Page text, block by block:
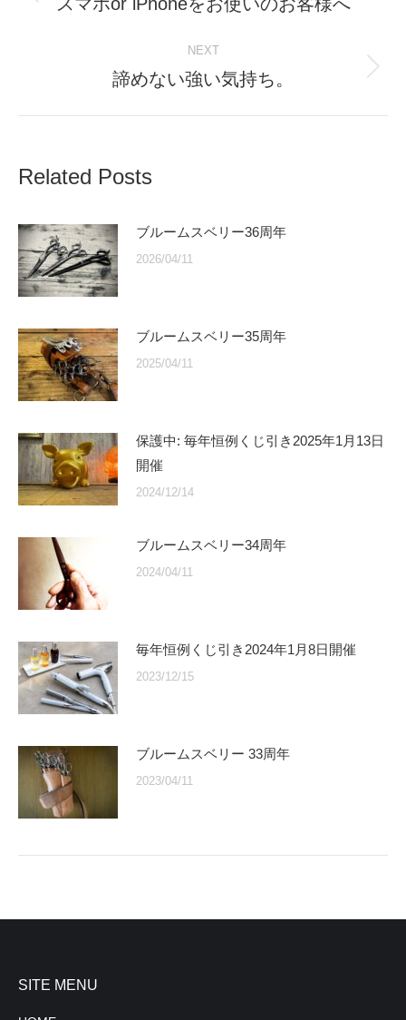
NEXT
Next
諦めない強い気持ち。
Related Posts
ブルームスベリー36周年
2026/04/11
ブルームスベリー35周年
2025/04/11
保護中: 毎年恒例くじ引き2025年1月13日
開催
2024/12/14
ブルームスベリー34周年
2024/04/11
毎年恒例くじ引き2024年1月8日開催
2023/12/15
ブルームスベリー 33周年
2023/04/11
SITE MENU